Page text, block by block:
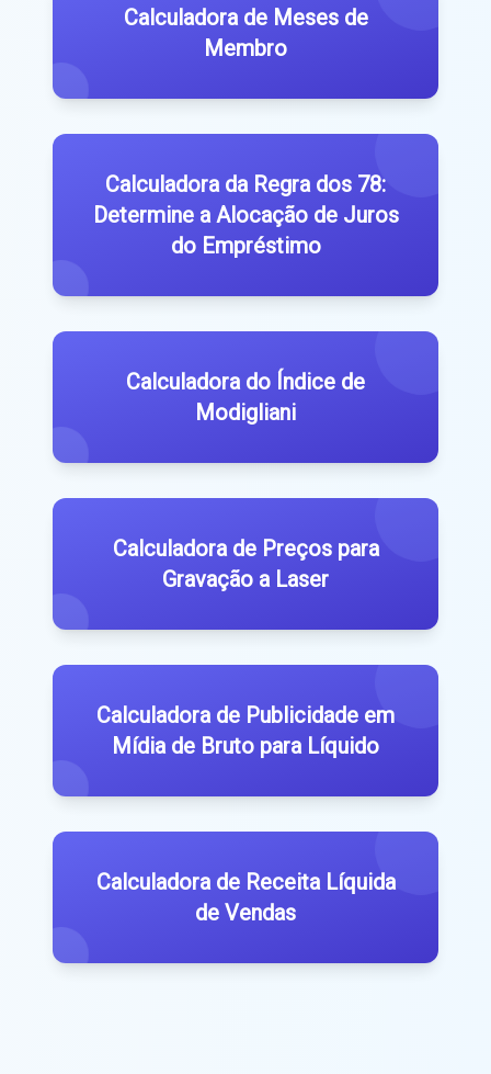
Calculadora de Meses de
Membro
Calculadora da Regra dos 78:
Determine a Alocação de Juros
do Empréstimo
Calculadora do Índice de
Modigliani
Calculadora de Preços para
Gravação a Laser
Calculadora de Publicidade em
Mídia de Bruto para Líquido
Calculadora de Receita Líquida
de Vendas